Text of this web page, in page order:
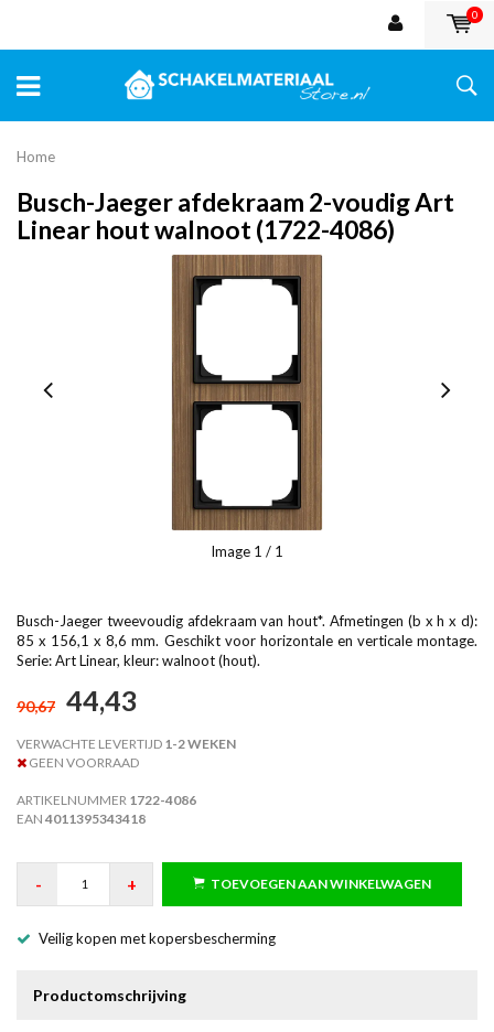
0
Home
Busch-Jaeger afdekraam 2-voudig Art
Linear hout walnoot (1722-4086)
Image 1 / 1
Busch-Jaeger tweevoudig afdekraam van hout*. Afmetingen (b x h x d):
85 x 156,1 x 8,6 mm. Geschikt voor horizontale en verticale montage.
Serie: Art Linear, kleur: walnoot (hout).
90,67 44,43
VERWACHTE LEVERTIJD 1-2 WEKEN
GEEN VOORRAAD
ARTIKELNUMMER 1722-4086
EAN 4011395343418
- + TOEVOEGEN AAN WINKELWAGEN
Veilig kopen met kopersbescherming
Productomschrijving